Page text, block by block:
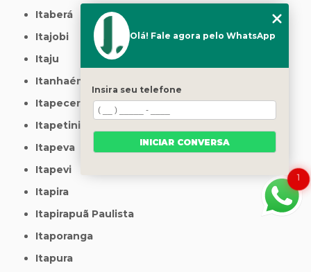
Itaberá
Itajobi
Itaju
Itanhaém
Itapecerica da Serra
Itapetininga
Itapeva
Itapevi
Itapira
Itapirapuã Paulista
Itaporanga
Itapura
1
Olá! Fale agora pelo WhatsApp
Insira seu telefone
INICIAR CONVERSA